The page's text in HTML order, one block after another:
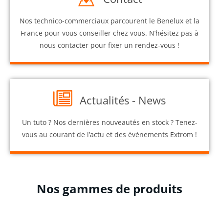
Nos technico-commerciaux parcourent le Benelux et la
France pour vous conseiller chez vous. N’hésitez pas à
nous contacter pour fixer un rendez-vous !
Actualités - News
Un tuto ? Nos dernières nouveautés en stock ? Tenez-
vous au courant de l’actu et des événements Extrom !
Nos gammes de produits